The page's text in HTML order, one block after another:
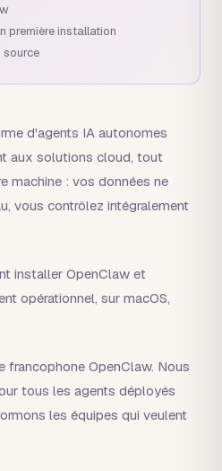
première installation
source
d'agents IA autonomes
aux solutions cloud, tout
machine : vos données ne
vous contrôlez intégralement
installer OpenClaw et
opérationnel, sur macOS,
francophone OpenClaw. Nous
tous les agents déployés
les équipes qui veulent